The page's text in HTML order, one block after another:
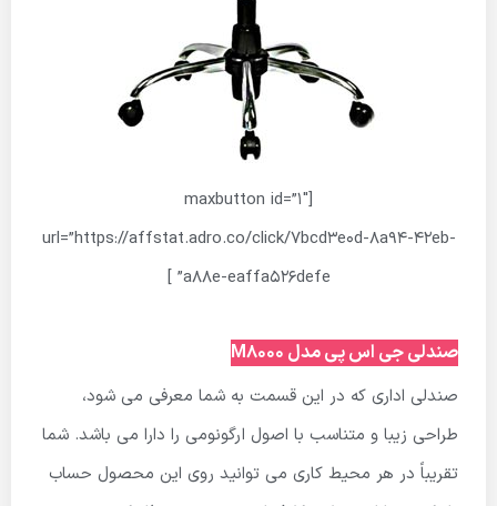
[maxbutton id=”1″
url=”https://affstat.adro.co/click/7bcd3e0d-8a94-42eb-
a88e-eaffa526defe” ]
صندلی جی اس پی مدل M8000
صندلی اداری که در این قسمت به شما معرفی می شود،
طراحی زیبا و متناسب با اصول ارگونومی را دارا می باشد. شما
تقریباً در هر محیط کاری می توانید روی این محصول حساب